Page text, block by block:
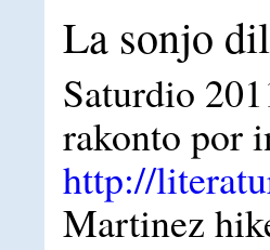
La sonjo
Saturdio
rakonto por
http://
Martinez